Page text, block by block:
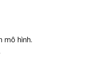
mô hình.